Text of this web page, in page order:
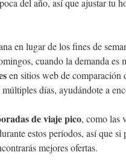
del año, así que ajustar tu
en lugar de los fines de
cuando la demanda es
en sitios web de comparación
días, ayudándote a
de viaje pico, como las
estos períodos, así que
mejores ofertas.